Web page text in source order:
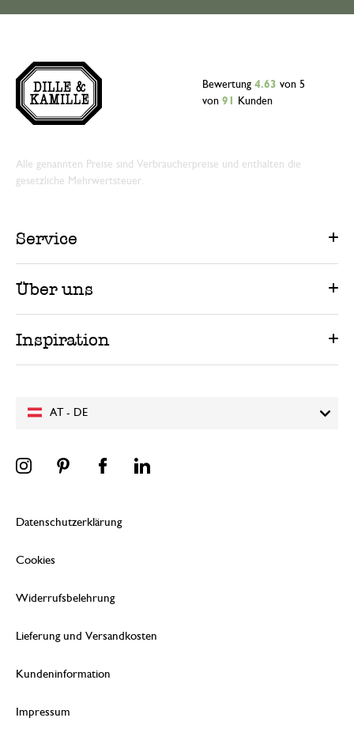
AT - DE
Bewertung 4.63 von 5
von 91 Kunden
Alle genannten Preise sind Verbraucherpreise und enthalten die
gesetzliche Mehrwertsteuer.
Service
Über uns
Inspiration
Datenschutzerklärung
Cookies
Widerrufsbelehrung
Lieferung und Versandkosten
Kundeninformation
Impressum